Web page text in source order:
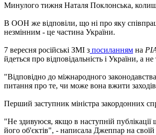
Минулого тижня Наталя Поклонська,
В ООН же відповіли, що ні про яку
незмінним - це частина України.
7 вересня російські ЗМІ з посиланням на
йдеться про відповідальність і України, а
"Відповідно до міжнародного
питання про те, чи може вона вжити заходів
Перший заступник міністра закордонних
"Не здивуюся, якщо в наступній
його об'єктів", - написала Джеппар на своїй